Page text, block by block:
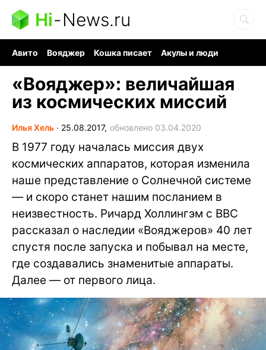
Hi-News.ru
Авито Вояджер Кошка писает
Акулы и люди
«Вояджер»: величайшая
из космических миссий
Илья Хель ∙ 25.08.2017, обновлено 03.04.2020
В 1977 году началась миссия двух
космических аппаратов, которая изменила
наше представление о Солнечной системе
— и скоро станет нашим посланием в
неизвестность. Ричард Холлингэм с BBC
рассказал о наследии «Вояджеров» 40 лет
спустя после запуска и побывал на месте,
где создавались знаменитые аппараты.
Далее — от первого лица.